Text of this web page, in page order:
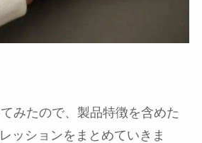
みたので、製品特徴を含めた
ッションをまとめていきま